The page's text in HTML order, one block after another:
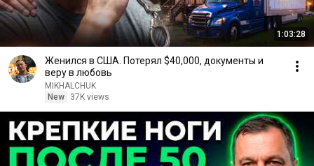
1:03:28
Женился в США. Потерял $40,000, документы и
веру в любовь
MIKHALCHUK
New
37K views